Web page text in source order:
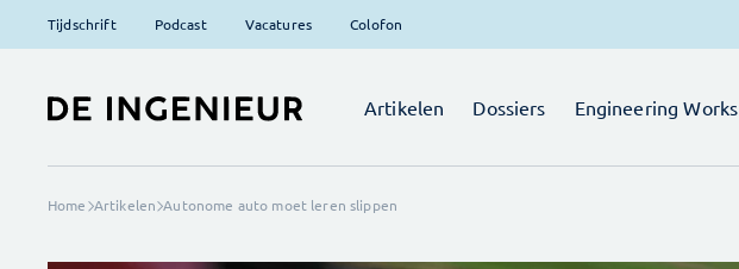
Tijdschrift Podcast Vacatures Colofon
Artikelen Dossiers Engineering Works
Home Artikelen Autonome auto moet leren slippen